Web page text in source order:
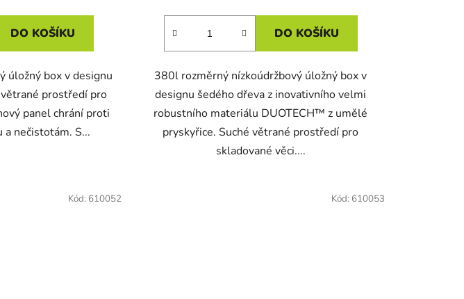
DO KOŠÍKU
úložný box v designu
prostředí pro
panel chrání proti
a nečistotám. S...
DO KOŠÍKU
380l rozměrný nízkoúdržbový úložný box v
designu šedého dřeva z inovativního velmi
robustního materiálu DUOTECH™ z umělé
pryskyřice. Suché větrané prostředí pro
skladované věci....
Kód: 610052 Kód: 610053